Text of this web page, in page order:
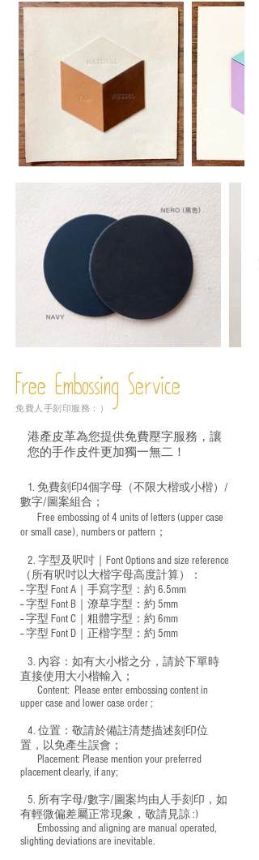
Free Embossing Service
免費人手刻印服務：）
港產皮革為您提供免費壓字服務，讓
您的手作皮件更加獨一無二！
1. 免費刻印4個字母（不限大楷或小楷）/
數字/圖案組合；
Free embossing of 4 units of letters (upper case
or small case), numbers or pattern；
2. 字型及呎吋｜ Font Options and size reference
（所有呎吋以大楷字母高度計算）：
-- 字型 Font A｜手寫字型：約 6.5mm
-- 字型 Font B｜潦草字型： 約 5mm
-- 字型 Font C｜粗體字型：約 6mm
-- 字型 Font D｜正楷字型： 約 5mm
3. 內容：如有大小楷之分，請於下單時
直接使用大小楷輸入；
​ Content: Please enter embossing content in
upper case and lower case order ;
4. 位置：敬請於備註清楚描述刻印位
置，以免產生誤會；
​ Placement: Please mention your preferred
placement clearly, if any;
5. 所有字母/數字/圖案均由人手刻印，如
有輕微偏差屬正常現象，敬請見諒 :)
​ Embossing and aligning are manual operated,
slighting deviations are inevitable.